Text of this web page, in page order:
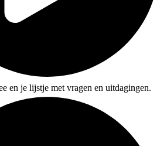
en je lijstje met vragen en uitdagingen.